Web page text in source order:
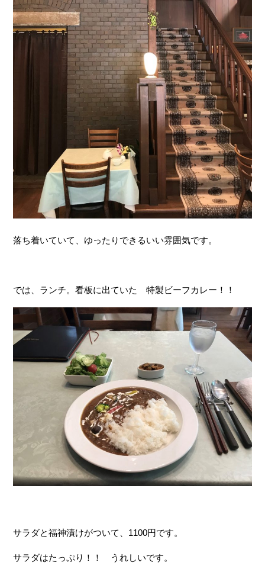
落ち着いていて、ゆったりできるいい雰囲気です。
では、ランチ。看板に出ていた 特製ビーフカレー！！
サラダと福神漬けがついて、1100円です。
サラダはたっぷり！！ うれしいです。